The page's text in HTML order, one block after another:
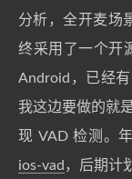
分析，全开麦场
终采用了一个开
Android，已经
我这边要做的就
现 VAD 检测。
ios-vad ，后期计